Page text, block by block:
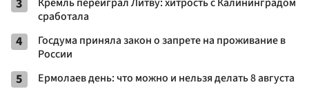
3
сработала
4
Госдума приняла закон о запрете на проживание в
России
5 Ермолаев день: что можно и нельзя делать 8 августа